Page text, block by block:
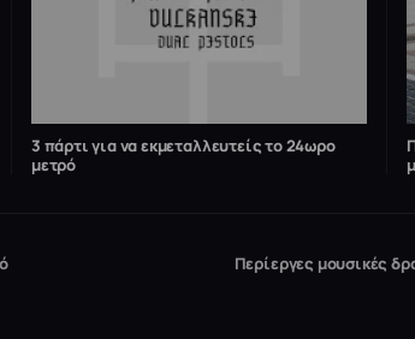
3 πάρτι για να εκμεταλλευτείς το 24ωρο
μετρό
Περίεργες μουσικές